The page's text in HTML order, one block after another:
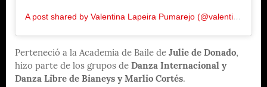
A post shared by Valentina Lapeira Pumarejo (@valentinalapeira)
Perteneció a la Academia de Baile de Julie de Donado,
hizo parte de los grupos de Danza Internacional y
Danza Libre de Bianeys y Marlio Cortés.